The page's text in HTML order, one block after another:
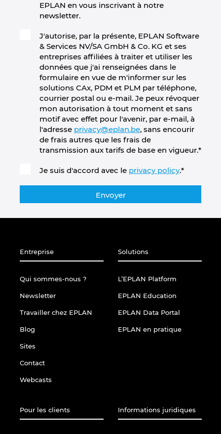
EPLAN en vous inscrivant à notre
newsletter.
J'autorise, par la présente, EPLAN Software
& Services NV/SA GmbH & Co. KG et ses
entreprises affiliées à traiter et utiliser les
données que j'ai renseignées dans le
formulaire en vue de m'informer sur les
solutions CAx, PDM et PLM par téléphone,
courrier postal ou e-mail. Je peux révoquer
mon autorisation à tout moment et sans
motif avec effet pour l'avenir, par e-mail, à
l'adresse privacy@eplan.be, sans encourir
de frais autres que les frais de
transmission aux tarifs de base en vigueur.*
Je suis d'accord avec le privacy policy.*
Entreprise
Qui sommes-nous ?
Newsletter
Travailler chez EPLAN
Blog
Sites
Contact
Webcasts
Solutions
L’EPLAN Platform
EPLAN Education
EPLAN Data Portal
EPLAN en pratique
Pour les clients Informations juridiques